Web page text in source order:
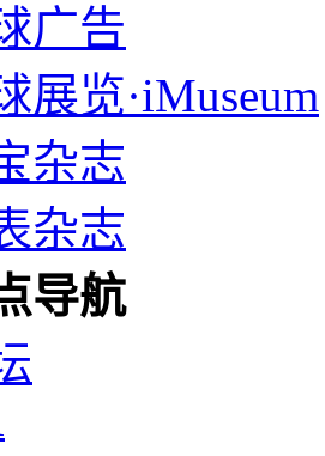
广告
展览·iMuseum
杂志
杂志
导航